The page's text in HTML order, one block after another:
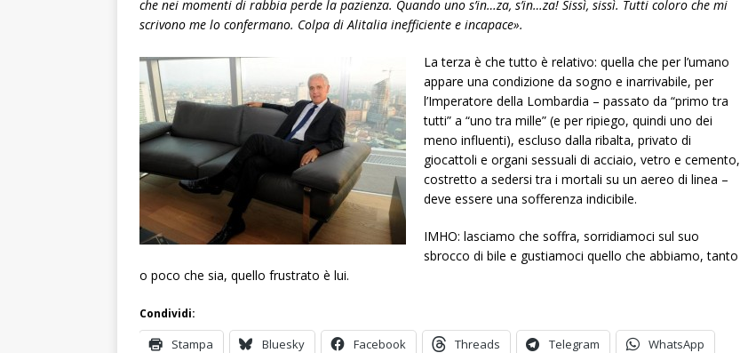
che nei momenti di rabbia perde la pazienza. Quando uno s’in…za, s’in…za! Sissì, sissì. Tutti coloro che mi
scrivono me lo confermano. Colpa di Alitalia inefficiente e incapace».
La terza è che tutto è relativo: quella che per l’umano
appare una condizione da sogno e inarrivabile, per
l’Imperatore della Lombardia – passato da “primo tra
tutti” a “uno tra mille” (e per ripiego, quindi uno dei
meno influenti), escluso dalla ribalta, privato di
giocattoli e organi sessuali di acciaio, vetro e cemento,
costretto a sedersi tra i mortali su un aereo di linea –
deve essere una sofferenza indicibile.
IMHO: lasciamo che soffra, sorridiamoci sul suo
sbrocco di bile e gustiamoci quello che abbiamo, tanto
o poco che sia, quello frustrato è lui.
Condividi:
Stampa Bluesky Facebook Threads Telegram WhatsApp